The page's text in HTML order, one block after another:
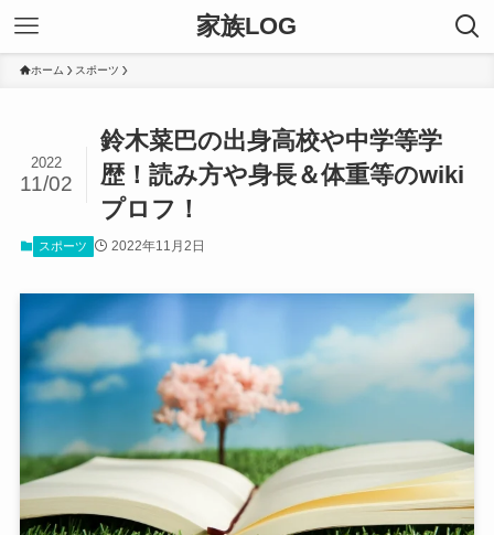
家族LOG
ホーム スポーツ
鈴木菜巴の出身高校や中学等学
歴！読み方や身長＆体重等のwiki
プロフ！
2022
11/02
スポーツ 2022年11月2日